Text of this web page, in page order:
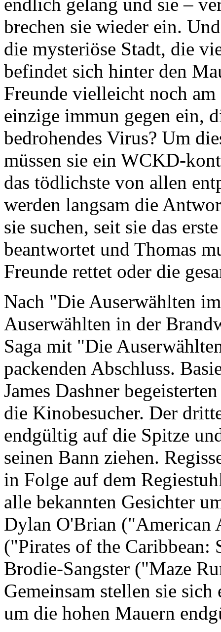
endlich gelang und sie –
brechen sie wieder ein.
die mysteriöse Stadt, die
befindet sich hinter den
Freunde vielleicht noch
einzige immun gegen ein,
bedrohendes Virus? Um
müssen sie ein WCKD-
das tödlichste von allen
werden langsam die
sie suchen, seit sie das
beantwortet und Thomas
Freunde rettet oder die
Nach "Die Auserwählten
Auserwählten in der
Saga mit "Die
packenden Abschluss.
James Dashner
die Kinobesucher. Der
endgültig auf die Spitze
seinen Bann ziehen.
in Folge auf dem
alle bekannten Gesichter
Dylan O'Brian ("American
("Pirates of the Caribbean:
Brodie-Sangster ("Maze
Gemeinsam stellen sie
um die hohen Mauern